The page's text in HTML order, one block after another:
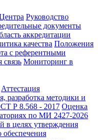
Руководство
документы
аккредитации
качества Положения
с референтными
связь Мониторинг в
Аттестация
разработка методики и
Р 8.568 - 2017 Оценка
по МИ 2427-2026
в целях утверждения
обеспечения